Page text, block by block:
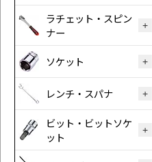
ラチェット・スピン
ナー
ソケット
レンチ・スパナ
ビット・ビットソケ
ット